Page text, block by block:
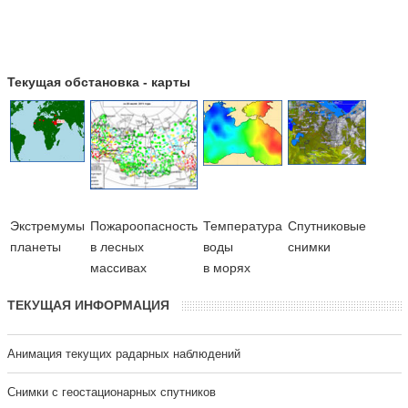
Текущая обстановка - карты
Экстремумы
планеты
Пожароопасность
в лесных
массивах
Температура
воды
в морях
Cпутниковые
снимки
ТЕКУЩАЯ ИНФОРМАЦИЯ
Анимация текущих радарных наблюдений
Cнимки с геостационарных спутников